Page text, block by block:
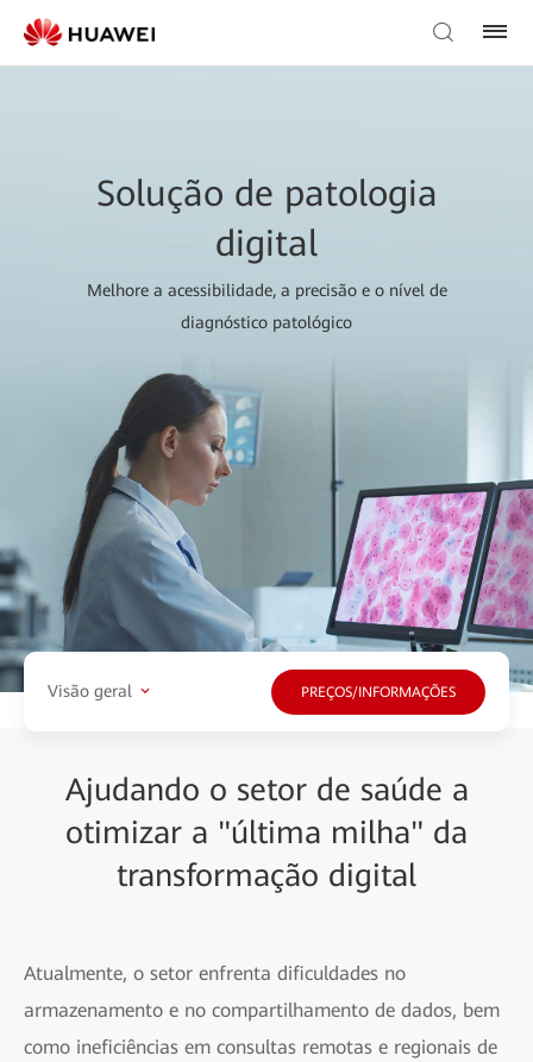
Solução de patologia
digital
Melhore a acessibilidade, a precisão e o nível de
diagnóstico patológico
Visão geral PREÇOS/INFORMAÇÕES
Ajudando o setor de saúde a
otimizar a "última milha" da
transformação digital
Atualmente, o setor enfrenta dificuldades no
armazenamento e no compartilhamento de dados, bem
como ineficiências em consultas remotas e regionais de